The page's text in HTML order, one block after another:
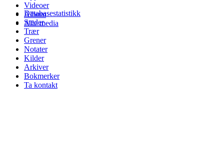
Videoer
Album
Alle media
Databasestatistikk
Steder
Trær
Grener
Notater
Kilder
Arkiver
Bokmerker
Ta kontakt